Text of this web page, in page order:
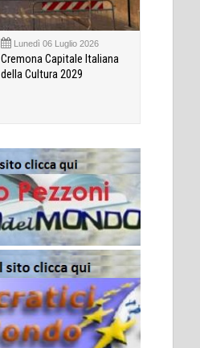
Lunedì 06 Luglio 2026
Cremona Capitale Italiana
della Cultura 2029